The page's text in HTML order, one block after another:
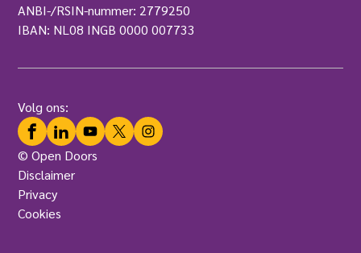
ANBI-/RSIN-nummer: 2779250
IBAN: NL08 INGB 0000 007733
© Open Doors
Disclaimer
Privacy
Cookies
Volg ons:
Facebook
LinkedInYouTube
TwitterInstagram